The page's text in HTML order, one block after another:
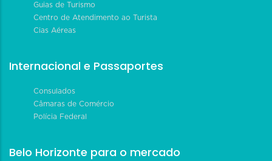
Guias de Turismo
Centro de Atendimento ao Turista
Cias Aéreas
Internacional e Passaportes
Consulados
Câmaras de Comércio
Polícia Federal
Belo Horizonte para o mercado